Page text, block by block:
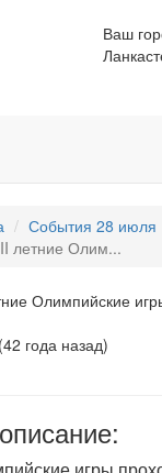
Ваш
События 28 июля
летние Олим...
Олимпийские
года назад)